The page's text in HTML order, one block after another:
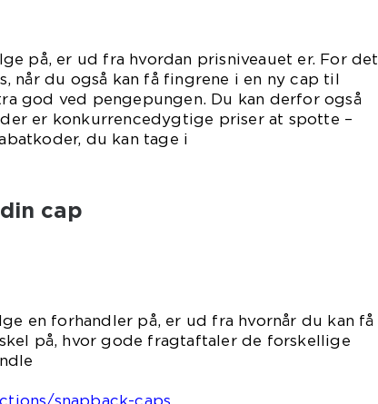
på, er ud fra hvordan prisniveauet er. For det
når du også kan få fingrene i en ny cap til
god ved pengepungen. Du kan derfor også
er konkurrencedygtige priser at spotte –
du kan tage i
cap
en forhandler på, er ud fra hvornår du kan få
på, hvor gode fragtaftaler de forskellige
snapback-caps